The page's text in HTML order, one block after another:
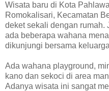
Wisata baru di Kota
Romokalisari, Kecamatan
deket sekali dengan rumah.
ada beberapa wahana
dikunjungi bersama
Ada wahana playground,
kano dan sekoci di area
Adanya wisata ini sangat